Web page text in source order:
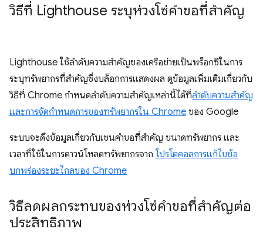
วิธีที่ Lighthouse ระบุห่วงโซ่คำขอที่สำคัญ
Lighthouse ใช้ลำดับความสำคัญของเครือข่ายเป็นพร็อกซีในการ
ระบุทรัพยากรที่สำคัญซึ่งบล็อกการแสดงผล ดูข้อมูลเพิ่มเติมเกี่ยวกับ
วิธีที่ Chrome กำหนดลำดับความสำคัญเหล่านี้ได้ที่ลำดับความสำคัญ
และการจัดกำหนดการของทรัพยากรใน Chrome ของ Google
ระบบจะดึงข้อมูลเกี่ยวกับเชนคำขอที่สำคัญ ขนาดทรัพยากร และ
เวลาที่ใช้ในการดาวน์โหลดทรัพยากรจากโปรโตคอลการแก้ไขข้อ
บกพร่องระยะไกลของ Chrome
วิธีลดผลกระทบของห่วงโซ่คำขอที่สำคัญต่อ
ประสิทธิภาพ